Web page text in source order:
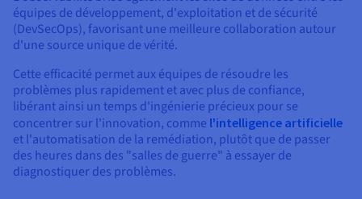
équipes de développement, d'exploitation et de sécurité
(DevSecOps), favorisant une meilleure collaboration autour
d'une source unique de vérité.
Cette efficacité permet aux équipes de résoudre les
problèmes plus rapidement et avec plus de confiance,
libérant ainsi un temps d'ingénierie précieux pour se
concentrer sur l'innovation, comme l'intelligence artificielle
et l'automatisation de la remédiation, plutôt que de passer
des heures dans des "salles de guerre" à essayer de
diagnostiquer des problèmes.